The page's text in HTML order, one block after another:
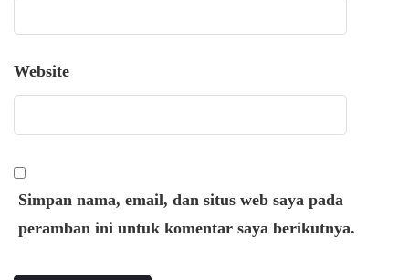
Website
Simpan nama, email, dan situs web saya pada
peramban ini untuk komentar saya berikutnya.